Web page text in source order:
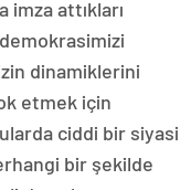
attıkları
dinamiklerini
etmek için
ciddi bir siyasi
bir şekilde